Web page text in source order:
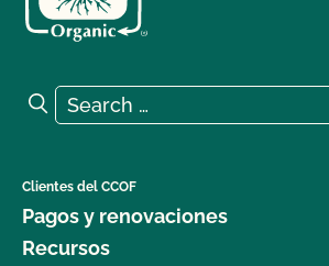
Search for:
Search
Clientes del CCOF
Pagos y renovaciones
Recursos